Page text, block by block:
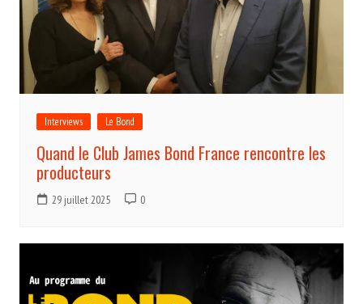
Interviews Le Bond
Quand le Club James Bond France rencontre les
producteurs
29 juillet 2025 0